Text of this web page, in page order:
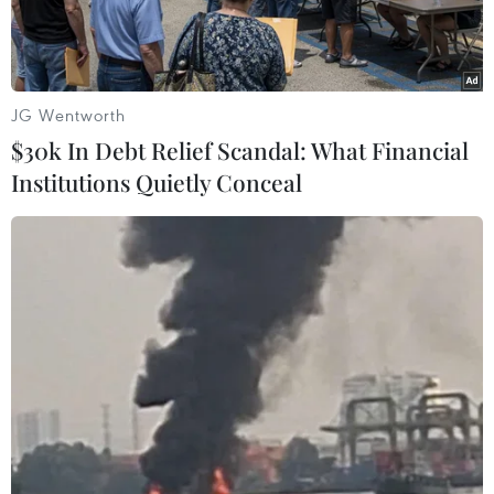
Vụ phóng thử tên lửa hành trình chiến lược và tên lửa chống
hạm từ tàu khu trục Choe Hyon của Triều Tiên ngày 12/4/2026.
(Ảnh: KCNA/TTXVN)
Theo phóng viên TTXVN tại Đông Bắc Á, trong
chuyến thị sát một tổ hợp công nghiệp quốc
JG Wentworth
$30k In Debt Relief Scandal: What Financial
Institutions Quietly Conceal